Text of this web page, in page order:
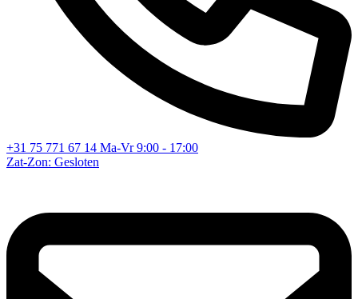
+31 75 771 67 14 Ma-Vr 9:00 - 17:00
Zat-Zon: Gesloten